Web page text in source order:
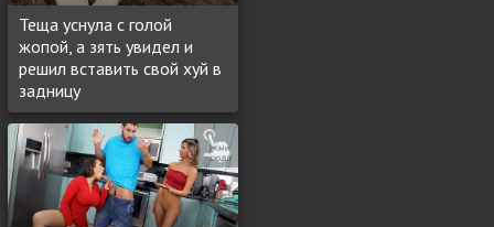
Теща уснула с голой
жопой, а зять увидел и
решил вставить свой хуй в
задницу